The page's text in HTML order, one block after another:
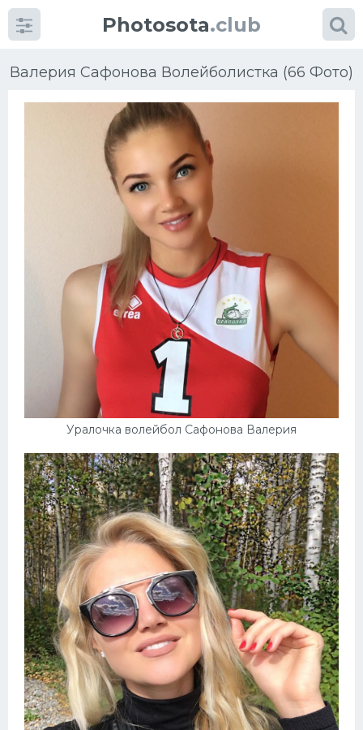
Photosota.club
Валерия Сафонова Волейболистка (66 Фото)
Уралочка волейбол Сафонова Валерия
Категории Фото
Футбол
Баскетбол
Хоккей
Конькобежный спорт
Тренажеры
Интерьер квартиры